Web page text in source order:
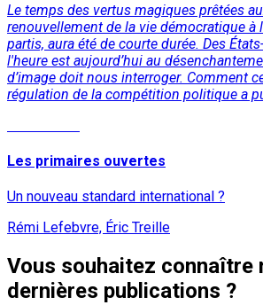
Le temps des vertus magiques prêtées
renouvellement de la vie démocratique à
partis, aura été de courte durée. Des
l'heure est aujourd’hui au
d’image doit nous interroger. Comment
régulation de la compétition politique a
Les primaires ouvertes
Un nouveau standard international ?
Rémi Lefebvre, Éric Treille
Vous souhaitez connaître
dernières publications ?